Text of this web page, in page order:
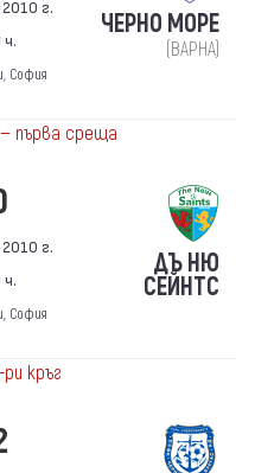
г.
София
ЧЕРНО МОРЕ
(ВАРНА)
първа среща
г.
София
ДЪ НЮ
СЕЙНТС
кръг